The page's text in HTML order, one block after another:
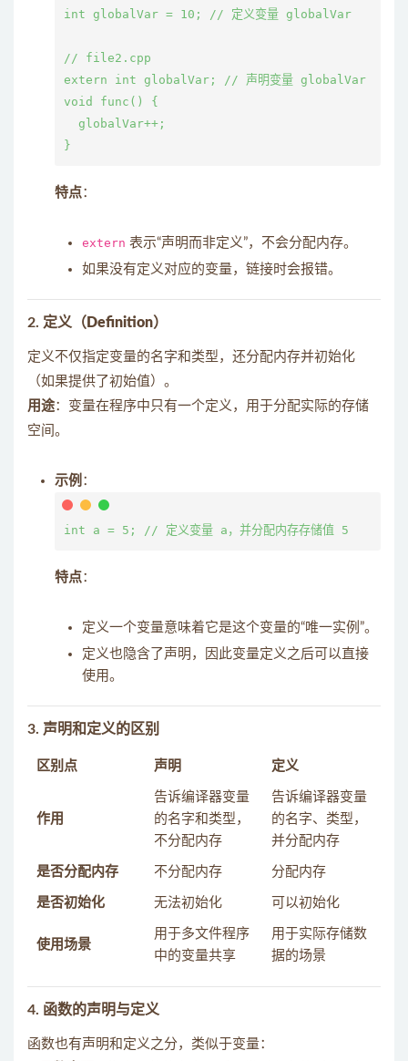
int globalVar = 10; // 定义变量 globalVar
// file2.cpp
extern int globalVar; // 声明变量 globalVar
void func() {
  globalVar++;
特点：
extern 表示“声明而非定义”，不会分配内存。
如果没有定义对应的变量，链接时会报错。
2. 定义（Definition）
定义不仅指定变量的名字和类型，还分配内存并初始化
（如果提供了初始值）。
用途：变量在程序中只有一个定义，用于分配实际的存储
空间。
示例 ：
特点：
定义一个变量意味着它是这个变量的“唯一实例”。
定义也隐含了声明，因此变量定义之后可以直接
使用。
3. 声明和定义的区别
区别点 声明 定义
作用
告诉编译器变量
的名字和类型，
不分配内存
告诉编译器变量
的名字、类型，
并分配内存
是否分配内存 不分配内存 分配内存
是否初始化 无法初始化 可以初始化
使用场景
用于多文件程序
中的变量共享
用于实际存储数
据的场景
4. 函数的声明与定义
函数也有声明和定义之分，类似于变量：